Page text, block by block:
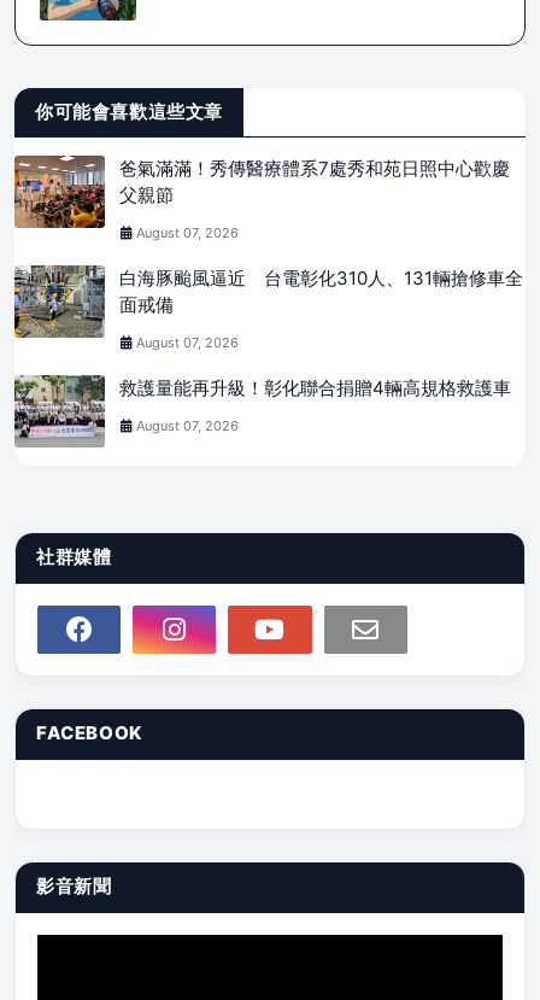
你可能會喜歡這些文章
爸氣滿滿！秀傳醫療體系7處秀和苑日照中心歡慶
父親節
August 07, 2026
白海豚颱風逼近 台電彰化310人、131輛搶修車全
面戒備
August 07, 2026
救護量能再升級！彰化聯合捐贈4輛高規格救護車
August 07, 2026
社群媒體
FACEBOOK
影音新聞